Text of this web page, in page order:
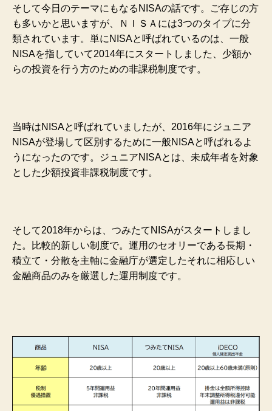
そして今日のテーマにもなるNISAの話です。ご存じの方
も多いかと思いますが、ＮＩＳＡには3つのタイプに分
類されています。単にNISAと呼ばれているのは、一般
NISAを指していて2014年にスタートしました、少額か
らの投資を行う方のための非課税制度です。
当時はNISAと呼ばれていましたが、2016年にジュニア
NISAが登場して区別するために一般NISAと呼ばれるよ
うになったのです。ジュニアNISAとは、未成年者を対象
とした少額投資非課税制度です。
そして2018年からは、つみたてNISAがスタートしまし
た。比較的新しい制度で。運用のセオリーである長期・
積立て・分散を主軸に金融庁が選定したそれに相応しい
金融商品のみを厳選した運用制度です。